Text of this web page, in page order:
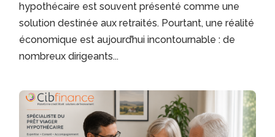
hypothécaire est souvent présenté comme une
solution destinée aux retraités. Pourtant, une réalité
économique est aujourd’hui incontournable : de
nombreux dirigeants...